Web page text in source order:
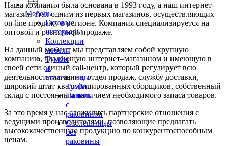
Мебель
Готовые
интерьеры
Коллекции
мебели
Тумбы
и
столешницы
Тумба
Панель
с
раковиной
Столешницы
без
раковины
Наша компания была основана в 1993 году, а наш интернет-
магазин стал одним из первых магазинов, осуществляющих
on-line продажу в регионе. Компания специализируется на
оптовой и розничной продаже.
На данный момент мы представляем собой крупную
компанию, владеющую интернет–магазином и имеющую в
своей сети единый call-центр, который регулирует всю
деятельность магазина, отдел продаж, службу доставки,
широкий штат квалифицированных сборщиков, собственный
склад c постоянным наличием необходимого запаса товаров.
За это время у нас сложились партнерские отношения с
ведущими производителями, позволяющие предлагать
высококачественную продукцию по конкурентоспособным
ценам.